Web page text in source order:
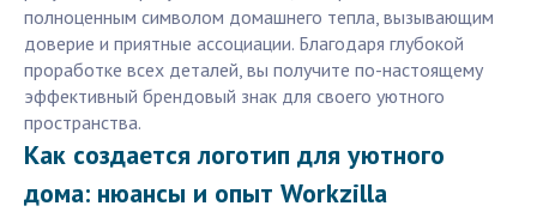
полноценным символом домашнего тепла, вызывающим
доверие и приятные ассоциации. Благодаря глубокой
проработке всех деталей, вы получите по-настоящему
эффективный брендовый знак для своего уютного
пространства.
Как создается логотип для уютного
дома: нюансы и опыт Workzilla